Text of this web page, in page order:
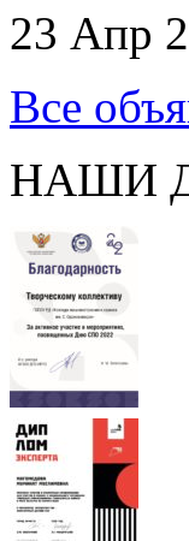
23 Апр
Все
НАШИ